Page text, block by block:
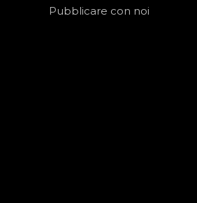
Pubblicare con noi